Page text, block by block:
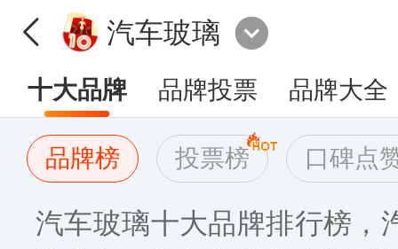
汽车玻璃
十大品牌 品牌投票 品牌大全
品牌榜 投票榜 口碑点
汽车玻璃十大品牌排行榜，